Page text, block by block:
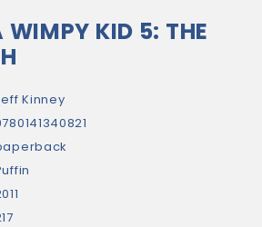
WIMPY KID 5: THE
Kinney